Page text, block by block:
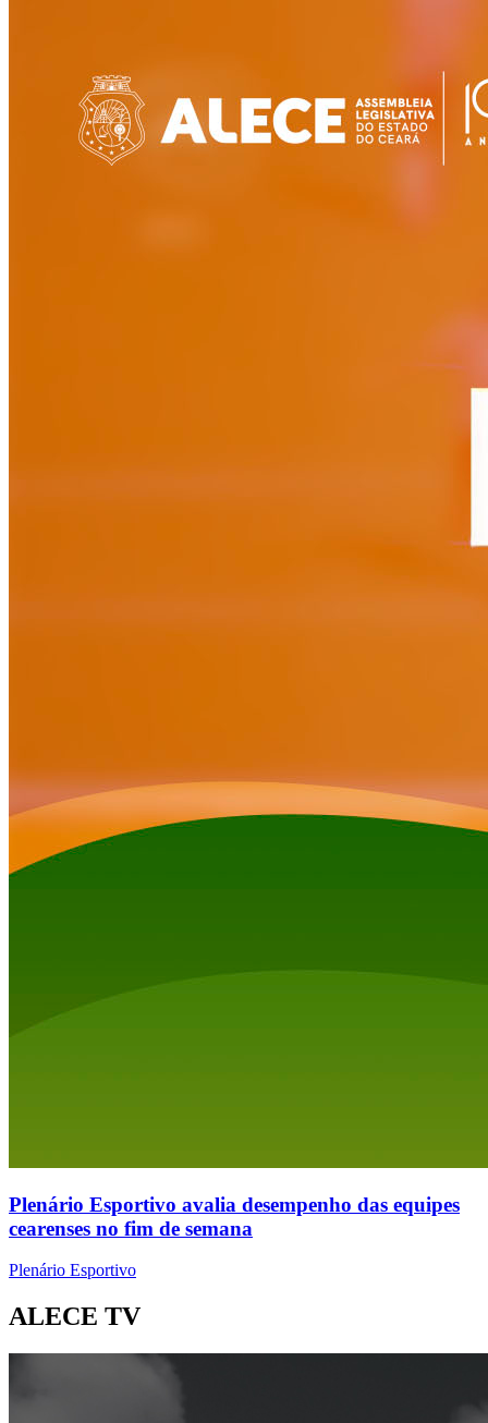
Plenário Esportivo avalia desempenho das equipes
cearenses no fim de semana
Plenário Esportivo
ALECE TV